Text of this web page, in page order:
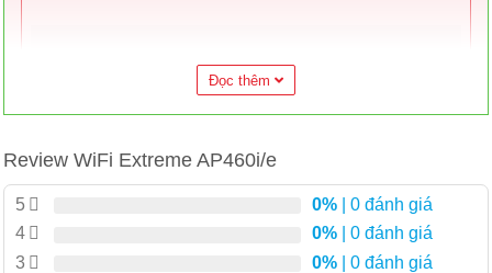
Đọc thêm
Review WiFi Extreme AP460i/e
5 0% | 0 đánh giá
4
0% | 0 đánh giá
3
0% | 0 đánh giá